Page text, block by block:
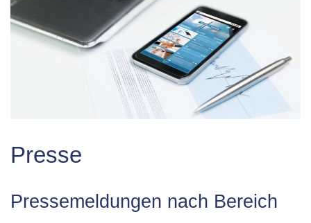
Presse
Pressemeldungen nach Bereich